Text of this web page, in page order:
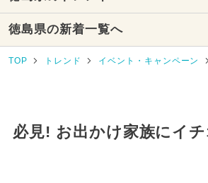
都民の日・県民の日・市民の日
2025年4月のイベント
2025年6月のイベント
徳島県の新着一覧へ
TOP トレンド イベント・キャンペーン
必見! お出かけ家族にイ